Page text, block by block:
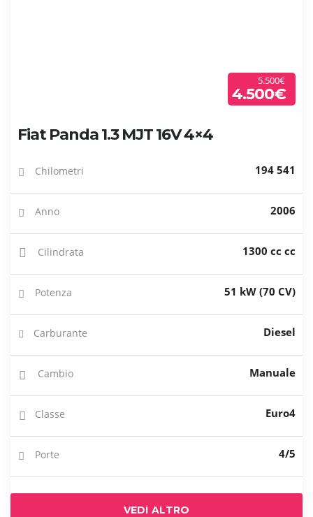
5.500€
4.500€
Fiat Panda 1.3 MJT 16V 4×4
Chilometri 194 541
Anno 2006
Cilindrata 1300 cc cc
Potenza 51 kW (70 CV)
Carburante Diesel
Cambio Manuale
Classe Euro4
Porte 4/5
VEDI ALTRO